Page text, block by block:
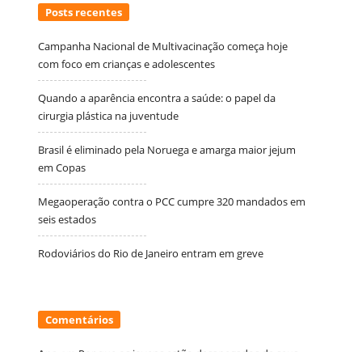
Posts recentes
Campanha Nacional de Multivacinação começa hoje
com foco em crianças e adolescentes
Quando a aparência encontra a saúde: o papel da
cirurgia plástica na juventude
Brasil é eliminado pela Noruega e amarga maior jejum
em Copas
Megaoperação contra o PCC cumpre 320 mandados em
seis estados
Rodoviários do Rio de Janeiro entram em greve
Comentários